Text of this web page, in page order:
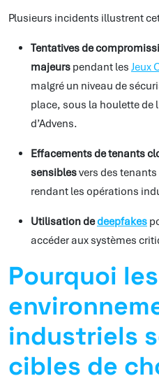
Plusieurs incidents illustrent
Tentatives de
majeurs pendant les Jeux
malgré un niveau de
place, sous la houlette de
d’Advens.
Effacements de tenants
sensiblesvers des
rendant les opérations
Utilisation dedeepfakes
accéder aux systèmes
Pourquoi les
industriels
cibles de